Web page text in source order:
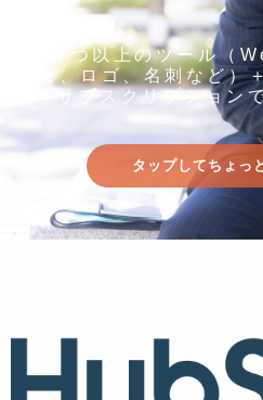
３つ以上のツール（
グ、ロゴ、名刺など）
をサブスクリプション
タップしてちょっ